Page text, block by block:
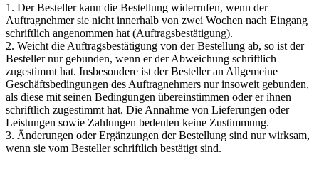
1. Der Besteller kann die Bestellung widerrufen, wenn der
Auftragnehmer sie nicht innerhalb von zwei Wochen nach Eingang
schriftlich angenommen hat (Auftragsbestätigung).
2. Weicht die Auftragsbestätigung von der Bestellung ab, so ist der
Besteller nur gebunden, wenn er der Abweichung schriftlich
zugestimmt hat. Insbesondere ist der Besteller an Allgemeine
Geschäftsbedingungen des Auftragnehmers nur insoweit gebunden,
als diese mit seinen Bedingungen übereinstimmen oder er ihnen
schriftlich zugestimmt hat. Die Annahme von Lieferungen oder
Leistungen sowie Zahlungen bedeuten keine Zustimmung.
3. Änderungen oder Ergänzungen der Bestellung sind nur wirksam,
wenn sie vom Besteller schriftlich bestätigt sind.